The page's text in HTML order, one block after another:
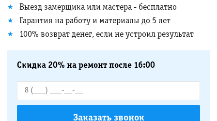
Выезд замерщика или мастера - бесплатно
Гарантия на работу и материалы до 5 лет
100% возврат денег, если не устроил результат
Скидка 20% на ремонт после 16:00